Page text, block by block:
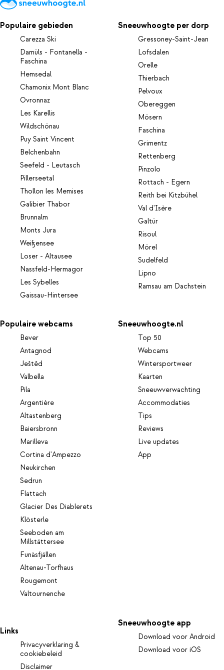
Populaire gebieden
Carezza Ski
Damüls - Fontanella -
Faschina
Hemsedal
Chamonix Mont Blanc
Ovronnaz
Les Karellis
Wildschönau
Puy Saint Vincent
Belchenbahn
Seefeld - Leutasch
Pillerseetal
Thollon les Memises
Galibier Thabor
Brunnalm
Monts Jura
Weißensee
Loser - Altausee
Nassfeld-Hermagor
Les Sybelles
Gaissau-Hintersee
Sneeuwhoogte per dorp
Gressoney-Saint-Jean
Lofsdalen
Orelle
Thierbach
Pelvoux
Obereggen
Mösern
Faschina
Grimentz
Rettenberg
Pinzolo
Rottach - Egern
Reith bei Kitzbühel
Val d'Isère
Galtür
Risoul
Mörel
Sudelfeld
Lipno
Ramsau am Dachstein
Populaire webcams
Bever
Antagnod
Ještěd
Valbella
Pila
Argentière
Altastenberg
Baiersbronn
Marilleva
Cortina d'Ampezzo
Neukirchen
Sedrun
Flattach
Glacier Des Diablerets
Klösterle
Seeboden am
Millstättersee
Funäsfjällen
Altenau-Torfhaus
Rougemont
Valtournenche
Sneeuwhoogte.nl
Top 50
Webcams
Wintersportweer
Kaarten
Sneeuwverwachting
Accommodaties
Tips
Reviews
Live updates
App
Links
Privacyverklaring &
cookiebeleid
Disclaimer
Sneeuwhoogte app
Download voor Android
Download voor iOS